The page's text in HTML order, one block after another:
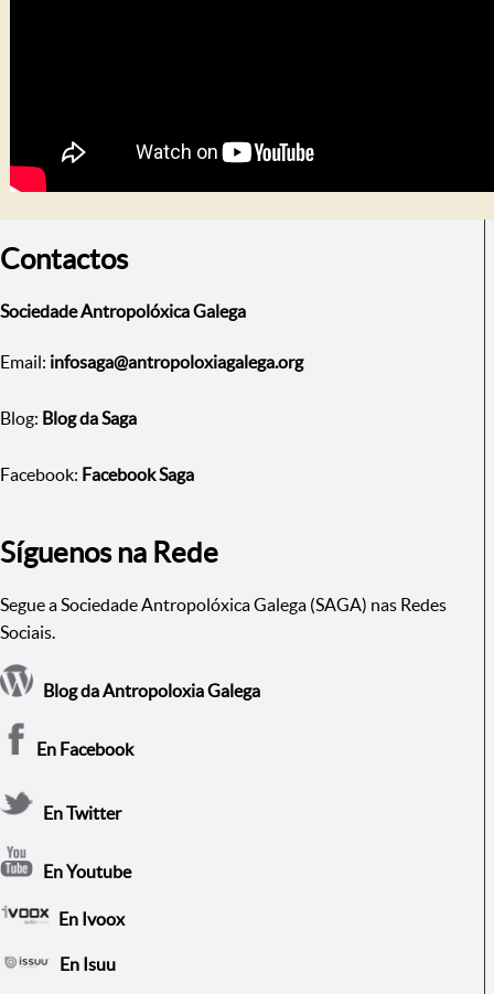
Contactos
Sociedade Antropolóxica Galega
Email: infosaga@antropoloxiagalega.org
Blog: Blog da Saga
Facebook: Facebook Saga
Síguenos na Rede
Segue a Sociedade Antropolóxica Galega (SAGA) nas Redes
Sociais.
Blog da Antropoloxia Galega
En Facebook
En Twitter
En Youtube
En Ivoox
En Isuu